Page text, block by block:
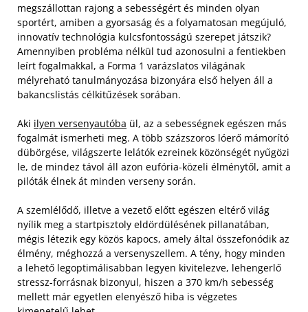
megszállottan rajong a sebességért és minden olyan
sportért, amiben a gyorsaság és a folyamatosan megújuló,
innovatív technológia kulcsfontosságú szerepet játszik?
Amennyiben probléma nélkül tud azonosulni a fentiekben
leírt fogalmakkal, a Forma 1 varázslatos világának
mélyreható tanulmányozása bizonyára első helyen áll a
bakancslistás célkitűzések sorában.
Aki ilyen versenyautóba ül, az a sebességnek egészen más
fogalmát ismerheti meg. A több százszoros lóerő mámorító
dübörgése, világszerte lelátók ezreinek közönségét nyűgözi
le, de mindez távol áll azon eufória-közeli élménytől, amit a
pilóták élnek át minden verseny során.
A szemlélődő, illetve a vezető előtt egészen eltérő világ
nyílik meg a startpisztoly eldördülésének pillanatában,
mégis létezik egy közös kapocs, amely által összefonódik az
élmény, méghozzá a versenyszellem. A tény, hogy minden
a lehető legoptimálisabban legyen kivitelezve, lehengerlő
stressz-forrásnak bizonyul, hiszen a 370 km/h sebesség
mellett már egyetlen elenyésző hiba is végzetes